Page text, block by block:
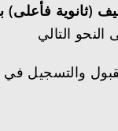
فأعلى) براتب
والتسجيل في